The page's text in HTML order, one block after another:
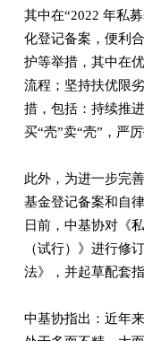
其中在“2022 年私
化登记备案，便利
护等举措，其中在
流程；坚持扶优限
措，包括：持续推
买“壳”卖“壳”，严
此外，为进一步完
基金登记备案和自
日前，中基协对《
（试行）》进行修
法》，并起草配套指
中基协指出：近年